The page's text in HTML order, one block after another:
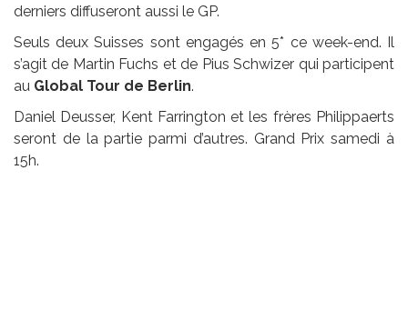
derniers diffuseront aussi le GP.
Seuls deux Suisses sont engagés en 5* ce week-end. Il
s’agit de Martin Fuchs et de Pius Schwizer qui participent
au Global Tour de Berlin.
Daniel Deusser, Kent Farrington et les frères Philippaerts
seront de la partie parmi d’autres. Grand Prix samedi à
15h.